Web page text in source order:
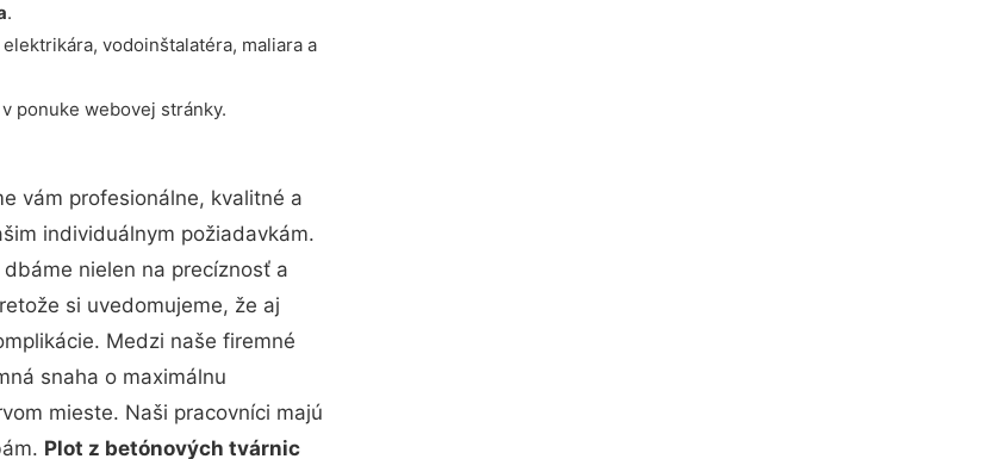
.
vodoinštalatéra, maliara a
ponuke webovej stránky.
vám profesionálne, kvalitné a
individuálnym požiadavkám.
nielen na precíznosť a
si uvedomujeme, že aj
Medzi naše firemné
snaha o maximálnu
mieste. Naši pracovníci majú
Plot z betónových tvárnic